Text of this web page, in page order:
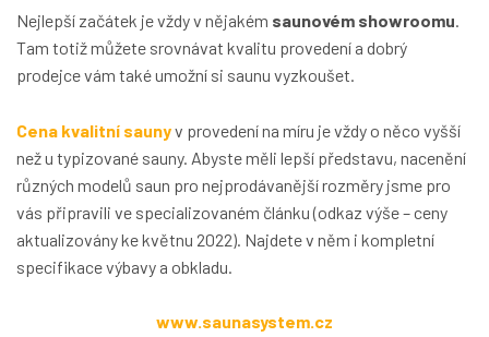
Nejlepší začátek je vždy v nějakém saunovém showroomu.
Tam totiž můžete srovnávat kvalitu provedení a dobrý
prodejce vám také umožní si saunu vyzkoušet.
Cena kvalitní saunyv provedení na míru je vždy o něco vyšší
než u typizované sauny. Abyste měli lepší představu, nacenění
různých modelů saun pro nejprodávanější rozměry jsme pro
vás připravili ve specializovaném článku (odkaz výše – ceny
aktualizovány ke květnu 2022). Najdete v něm i kompletní
specifikace výbavy a obkladu.
www.saunasystem.cz